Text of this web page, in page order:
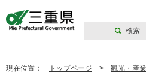
検索
現在位置： トップページ > 観光・産